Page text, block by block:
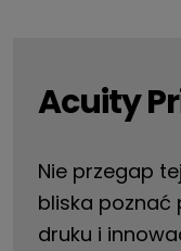
Acuity
Nie przegap
bliska poznać
druku i